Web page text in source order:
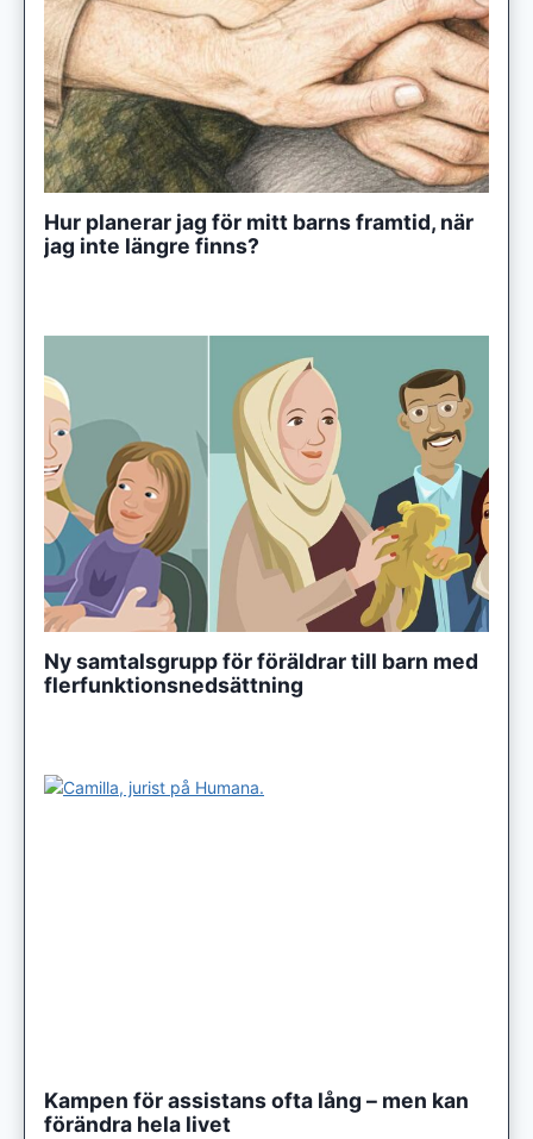
Hur planerar jag för mitt barns framtid, när
jag inte längre finns?
Ny samtalsgrupp för föräldrar till barn med
flerfunktionsnedsättning
Kampen för assistans ofta lång – men kan
förändra hela livet